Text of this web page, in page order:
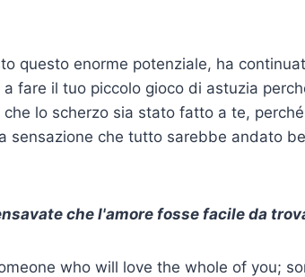
questo enorme potenziale, ha
fare il tuo piccolo gioco di astuzia
lo scherzo sia stato fatto a te,
sensazione che tutto sarebbe andato
che l'amore fosse facile da
who will love the whole of you;